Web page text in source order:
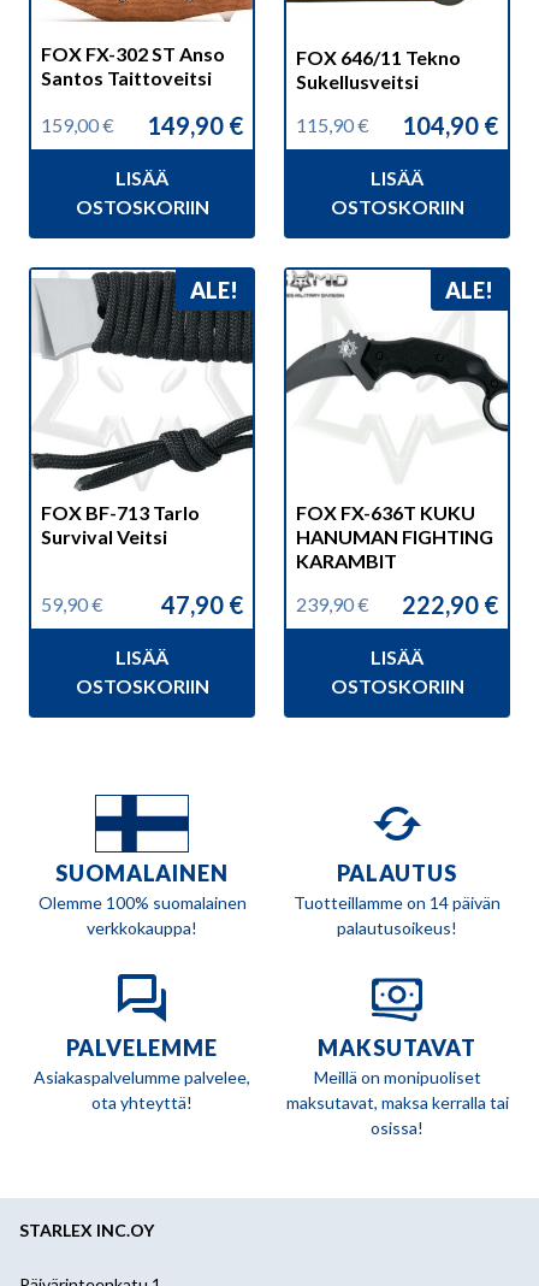
FOX FX-302 ST Anso
Santos Taittoveitsi
159,00€
Alkuperäinen
159,00 €.
149,90 €
Nykyinen
149,90 €.
LISÄÄ
OSTOSKORIIN
FOX 646/11 Tekno
Sukellusveitsi
115,90€
Alkuperäinen
115,90 €.
104,90 €
Nykyinen
104,90 €.
LISÄÄ
OSTOSKORIIN
ALE!
FOX BF-713 Tarlo
Survival Veitsi
59,90€
Alkuperäinen
59,90 €.
47,90 €
Nykyinen
47,90 €.
LISÄÄ
OSTOSKORIIN
ALE!
FOX FX-636T KUKU
HANUMAN FIGHTING
KARAMBIT
239,90€
Alkuperäinen
239,90 €.
222,90 €
Nykyinen
222,90 €.
LISÄÄ
OSTOSKORIIN
SUOMALAINEN
Olemme 100% suomalainen
verkkokauppa!
PALAUTUS
Tuotteillamme on 14 päivän
palautusoikeus!
PALVELEMME
Asiakaspalvelumme palvelee,
ota yhteyttä!
MAKSUTAVAT
Meillä on monipuoliset
maksutavat, maksa kerralla tai
osissa!
STARLEX INC.OY